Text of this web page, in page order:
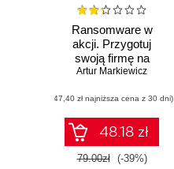
Ransomware w
akcji. Przygotuj
swoją firmę na
atak
Artur Markiewicz
(47,40 zł najniższa cena z 30 dni)
48.18 zł
79.00zł (-39%)